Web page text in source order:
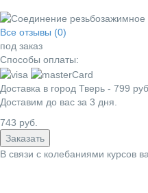
Все отзывы (0)
под заказ
Способы оплаты:
Доставка в город Тверь - 799 руб.
Доставим до вас за 3 дня.
743 руб.
Заказать
В связи с колебаниями курсов